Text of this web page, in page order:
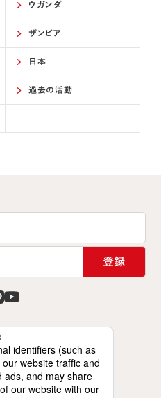
ウガンダ
ザンビア
日本
過去の活動
登録